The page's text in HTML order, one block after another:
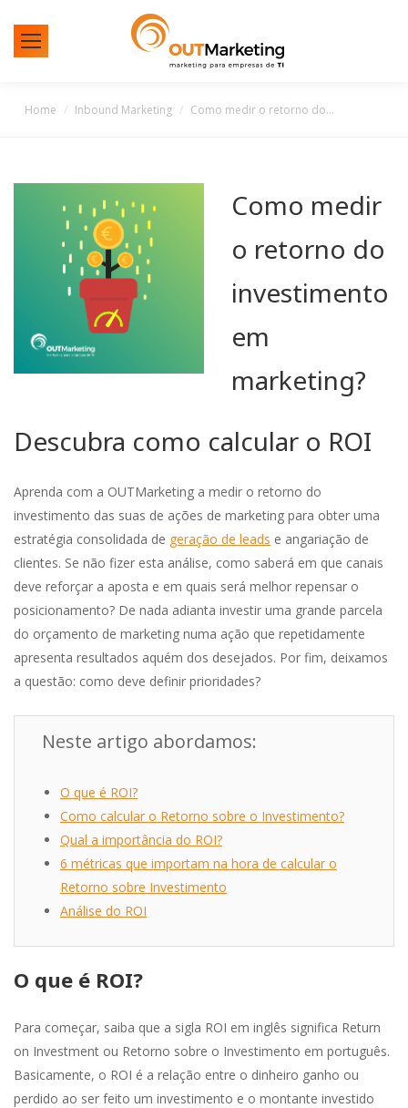
You are here:
Home Inbound Marketing Como medir o retorno do…
Como medir
o retorno do
investimento
em
marketing?
Descubra como calcular o ROI
Aprenda com a OUTMarketing a medir o retorno do
investimento das suas de ações de marketing para obter uma
estratégia consolidada de geração de leads e angariação de
clientes. Se não fizer esta análise, como saberá em que canais
deve reforçar a aposta e em quais será melhor repensar o
posicionamento? De nada adianta investir uma grande parcela
do orçamento de marketing numa ação que repetidamente
apresenta resultados aquém dos desejados. Por fim, deixamos
a questão: como deve definir prioridades?
Neste artigo abordamos:
O que é ROI?
Como calcular o Retorno sobre o Investimento?
Qual a importância do ROI?
6 métricas que importam na hora de calcular o
Retorno sobre Investimento
Análise do ROI
O que é ROI?
Para começar, saiba que a sigla ROI em inglês significa Return
on Investment ou Retorno sobre o Investimento em português.
Basicamente, o ROI é a relação entre o dinheiro ganho ou
perdido ao ser feito um investimento e o montante investido